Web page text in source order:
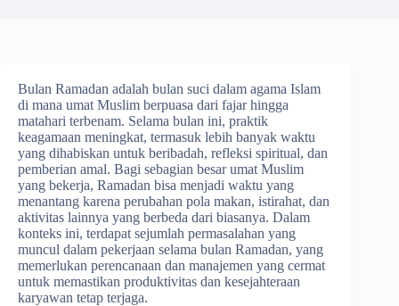
Bulan Ramadan adalah bulan suci dalam agama Islam
di mana umat Muslim berpuasa dari fajar hingga
matahari terbenam. Selama bulan ini, praktik
keagamaan meningkat, termasuk lebih banyak waktu
yang dihabiskan untuk beribadah, refleksi spiritual, dan
pemberian amal. Bagi sebagian besar umat Muslim
yang bekerja, Ramadan bisa menjadi waktu yang
menantang karena perubahan pola makan, istirahat, dan
aktivitas lainnya yang berbeda dari biasanya. Dalam
konteks ini, terdapat sejumlah permasalahan yang
muncul dalam pekerjaan selama bulan Ramadan, yang
memerlukan perencanaan dan manajemen yang cermat
untuk memastikan produktivitas dan kesejahteraan
karyawan tetap terjaga.